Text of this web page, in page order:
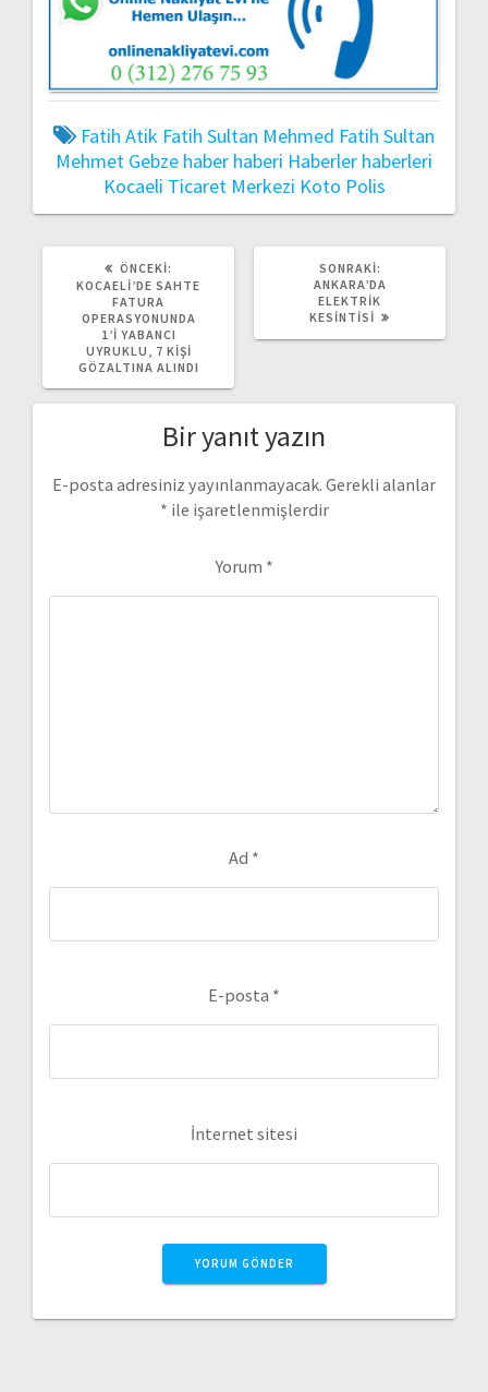
Fatih Atik Fatih Sultan Mehmed Fatih Sultan
Mehmet Gebze haber haberi Haberler haberleri
Kocaeli Ticaret Merkezi Koto Polis
ÖNCEKI:
YAZI:
KOCAELI’DE SAHTE
FATURA
OPERASYONUNDA
1’I YABANCI
UYRUKLU, 7 KIŞI
GÖZALTINA ALINDI
SONRAKI:
YAZI:
ANKARA’DA
ELEKTRIK
KESINTISI
Bir yanıt yazın
E-posta adresiniz yayınlanmayacak. Gerekli alanlar
* ile işaretlenmişlerdir
Yorum *
Ad *
E-posta *
İnternet sitesi